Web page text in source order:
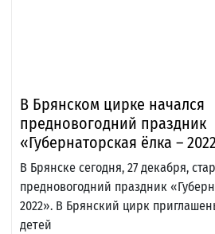
В Брянском цирке начался
предновогодний праздник
«Губернаторская ёлка –
В Брянске сегодня, 27 декабря,
предновогодний праздник
2022». В Брянский цирк
детей